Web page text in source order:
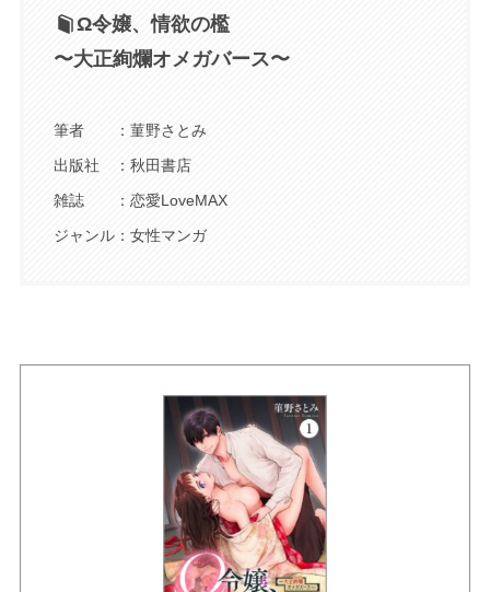
Ω令嬢、情欲の檻
〜大正絢爛オメガバース〜
筆者 ：菫野さとみ
出版社 ：秋田書店
雑誌 ：恋愛LoveMAX
ジャンル：女性マンガ